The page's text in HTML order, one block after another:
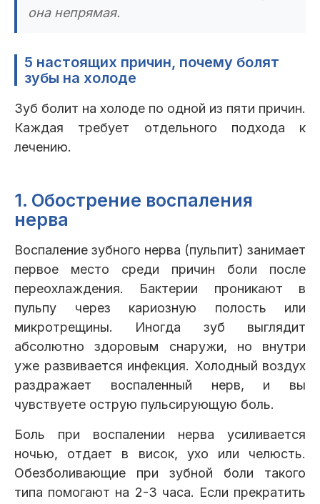
она непрямая.
5 настоящих причин, почему болят
зубы на холоде
Зуб болит на холоде по одной из пяти причин.
Каждая требует отдельного подхода к
лечению.
1. Обострение воспаления
нерва
Воспаление зубного нерва (пульпит) занимает
первое место среди причин боли после
переохлаждения. Бактерии проникают в
пульпу через кариозную полость или
микротрещины. Иногда зуб выглядит
абсолютно здоровым снаружи, но внутри
уже развивается инфекция. Холодный воздух
раздражает воспаленный нерв, и вы
чувствуете острую пульсирующую боль.
Боль при воспалении нерва усиливается
ночью, отдает в висок, ухо или челюсть.
Обезболивающие при зубной боли такого
типа помогают на 2-3 часа. Если прекратить